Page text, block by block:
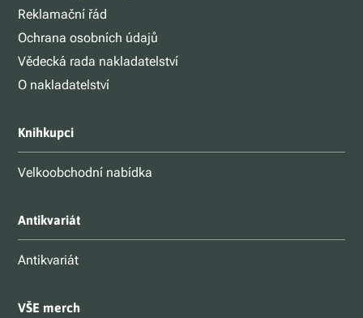
Reklamační řád
Ochrana osobních údajů
Vědecká rada nakladatelství
O nakladatelství
Knihkupci
Velkoobchodní nabídka
Antikvariát
Antikvariát
VŠE merch